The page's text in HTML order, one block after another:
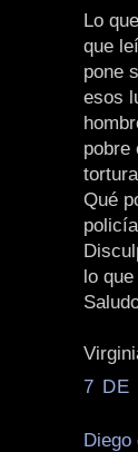
Lo
que
pone
esos
pobre
Qué
lo
7 DE
Diego